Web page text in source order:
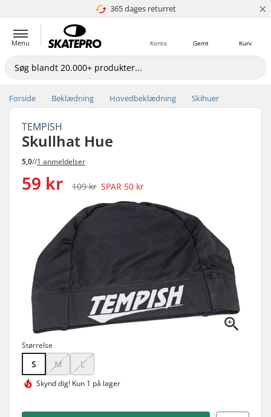
365 dages returret
4.8 ud af 5 ×
Menu Kurv
Gemt
Konto
Forside Beklædning Hovedbeklædning Skihuer
TEMPISH
Skullhat Hue
5,0//1 anmeldelser
59 kr 109 kr SPAR 50 kr
Størrelse
S M L
Skynd dig! Kun 1 på lager